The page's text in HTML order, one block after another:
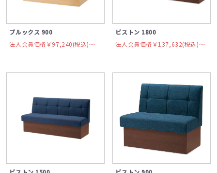
ブルックス 900
法人会員価格￥97,240(税込)〜
ビストン 1800
法人会員価格￥137,632(税込)〜